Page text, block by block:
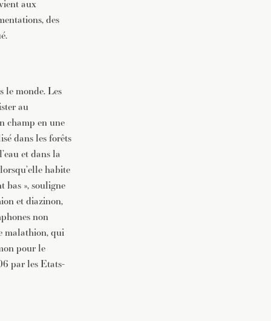
aux
des
le monde. Les
au
champ en une
dans les forêts
et dans la
habite
bas », souligne
et diazinon,
non
malathion, qui
pour le
par les Etats-